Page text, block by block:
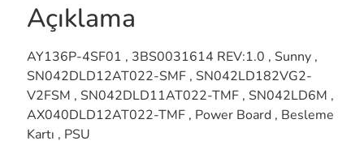
Açıklama
AY136P-4SF01 , 3BS0031614 REV:1.0 , Sunny ,
SN042DLD12AT022-SMF , SN042LD182VG2-
V2FSM , SN042DLD11AT022-TMF , SN042LD6M ,
AX040DLD12AT022-TMF , Power Board , Besleme
Kartı , PSU